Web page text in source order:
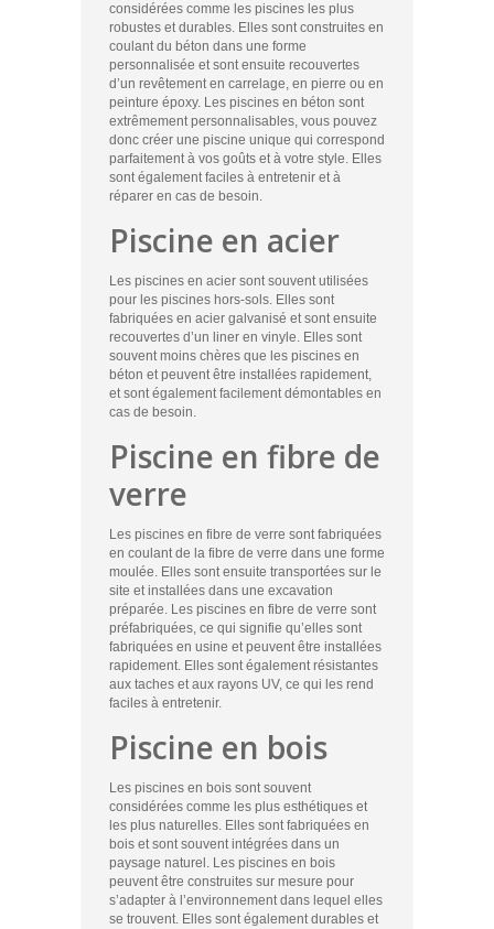
considérées comme les piscines les plus
robustes et durables. Elles sont construites en
coulant du béton dans une forme
personnalisée et sont ensuite recouvertes
d’un revêtement en carrelage, en pierre ou en
peinture époxy. Les piscines en béton sont
extrêmement personnalisables, vous pouvez
donc créer une piscine unique qui correspond
parfaitement à vos goûts et à votre style. Elles
sont également faciles à entretenir et à
réparer en cas de besoin.
Piscine en acier
Les piscines en acier sont souvent utilisées
pour les piscines hors-sols. Elles sont
fabriquées en acier galvanisé et sont ensuite
recouvertes d’un liner en vinyle. Elles sont
souvent moins chères que les piscines en
béton et peuvent être installées rapidement,
et sont également facilement démontables en
cas de besoin.
Piscine en fibre de
verre
Les piscines en fibre de verre sont fabriquées
en coulant de la fibre de verre dans une forme
moulée. Elles sont ensuite transportées sur le
site et installées dans une excavation
préparée. Les piscines en fibre de verre sont
préfabriquées, ce qui signifie qu’elles sont
fabriquées en usine et peuvent être installées
rapidement. Elles sont également résistantes
aux taches et aux rayons UV, ce qui les rend
faciles à entretenir.
Piscine en bois
Les piscines en bois sont souvent
considérées comme les plus esthétiques et
les plus naturelles. Elles sont fabriquées en
bois et sont souvent intégrées dans un
paysage naturel. Les piscines en bois
peuvent être construites sur mesure pour
s’adapter à l’environnement dans lequel elles
se trouvent. Elles sont également durables et